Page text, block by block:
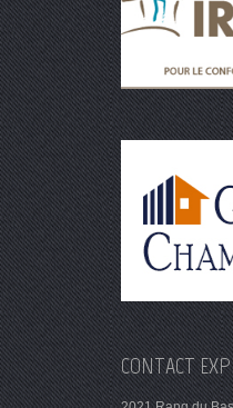
CONTACT